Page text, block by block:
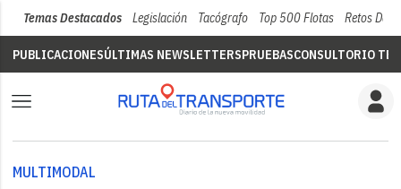
Temas Destacados Legislación Tacógrafo Top 500 Flotas Retos Del
PUBLICACIONESÚLTIMAS NEWSLETTERSPRUEBASCONSULTORIO
MULTIMODAL